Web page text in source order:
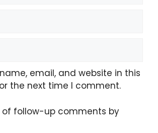
email, and website in this
the next time I comment.
of follow-up comments by